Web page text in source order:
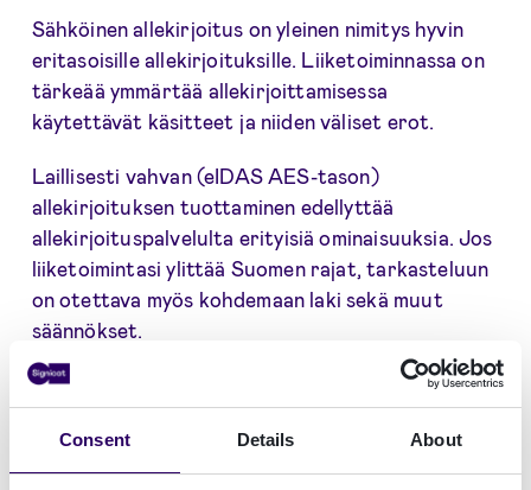
Consent Details About
Sähköinen allekirjoitus on yleinen nimitys hyvin
eritasoisille allekirjoituksille. Liiketoiminnassa on
tärkeää ymmärtää allekirjoittamisessa
käytettävät käsitteet ja niiden väliset erot.
Laillisesti vahvan (eIDAS AES-tason)
allekirjoituksen tuottaminen edellyttää
allekirjoituspalvelulta erityisiä ominaisuuksia. Jos
liiketoimintasi ylittää Suomen rajat, tarkasteluun
on otettava myös kohdemaan laki sekä muut
säännökset.
Mikäli yrityksesi toimii finanssi-, energia- tai
kiinteistöalalla, terveydenhuollossa tai
lakipalveluissa, on erityisen tärkeää noudattaa
eIDAS-säädöksiä. Allekirjoituksessa käytetty